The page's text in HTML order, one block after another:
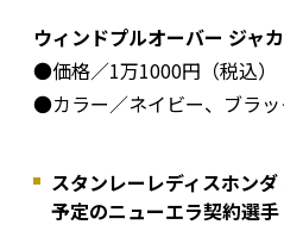
ウィンドプルオーバー ジャ
●価格／1万1000円（税込）
●カラー／ネイビー、ブラッ
スタンレーレディスホン
予定のニューエラ契約選手